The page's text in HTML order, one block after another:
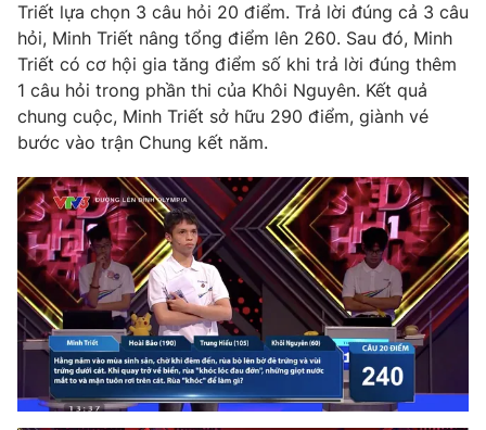
Tư vấn
Chuyên mục khác
Emagazine Podcast
Video Shorts video
VTV Money VTV Thể thao
VTV Sức khoẻ Bất động sản
Thị trường 24h Tấm lòng Việt
Triết lựa chọn 3 câu hỏi 20 điểm. Trả lời đúng cả 3 câu
hỏi, Minh Triết nâng tổng điểm lên 260. Sau đó, Minh
Triết có cơ hội gia tăng điểm số khi trả lời đúng thêm
1 câu hỏi trong phần thi của Khôi Nguyên. Kết quả
chung cuộc, Minh Triết sở hữu 290 điểm, giành vé
bước vào trận Chung kết năm.